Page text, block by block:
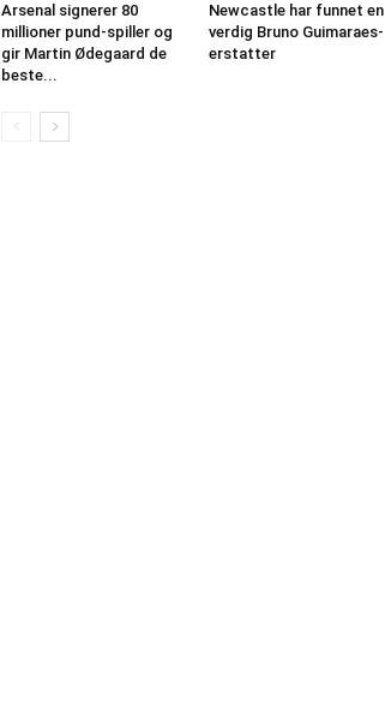
Arsenal signerer 80
millioner pund-spiller og
gir Martin Ødegaard de
beste...
Newcastle har funnet en
verdig Bruno Guimaraes-
erstatter